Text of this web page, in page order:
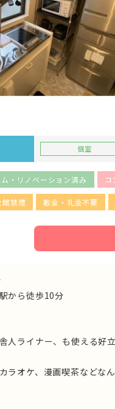
個室
ム・リノベーション済み コ
館禁煙 敷金・礼金不要
から徒歩10分
人ライナー、も使える好
ラオケ、漫画喫茶などな